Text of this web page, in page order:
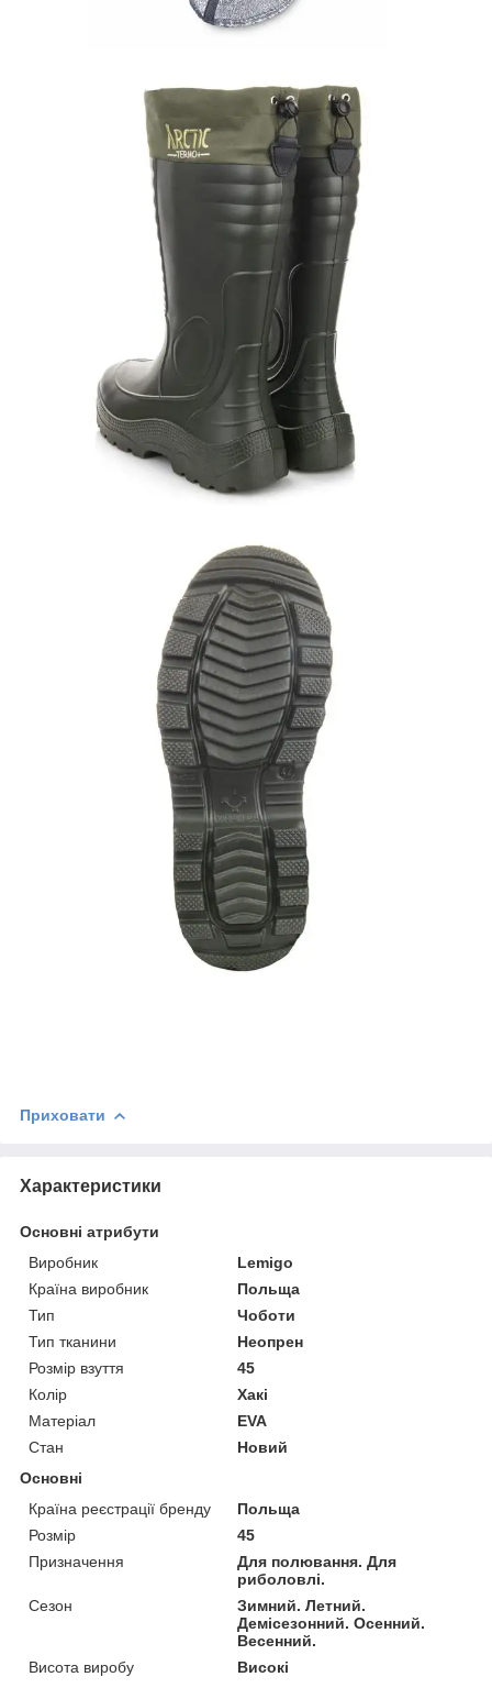
Приховати
Характеристики
Основні атрибути
Виробник
Lemigo
Країна виробник
Польща
Тип
Чоботи
Тип тканини
Неопрен
Розмір взуття
45
Колір
Хакі
Матеріал
EVA
Стан
Новий
Основні
Країна реєстрації бренду
Польща
Розмір
45
Призначення
Для полювання. Для
риболовлі.
Сезон
Зимний. Летний.
Демісезонний. Осенний.
Весенний.
Висота виробу
Високі